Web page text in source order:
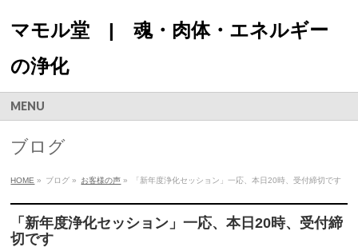
マモル堂 | 魂・肉体・エネルギー
の浄化
MENU
ブログ
HOME » ブログ » お客様の声 » 「新年度浄化セッション」一応、本日20時、受付締切です
「新年度浄化セッション」一応、本日20時、受付締
切です